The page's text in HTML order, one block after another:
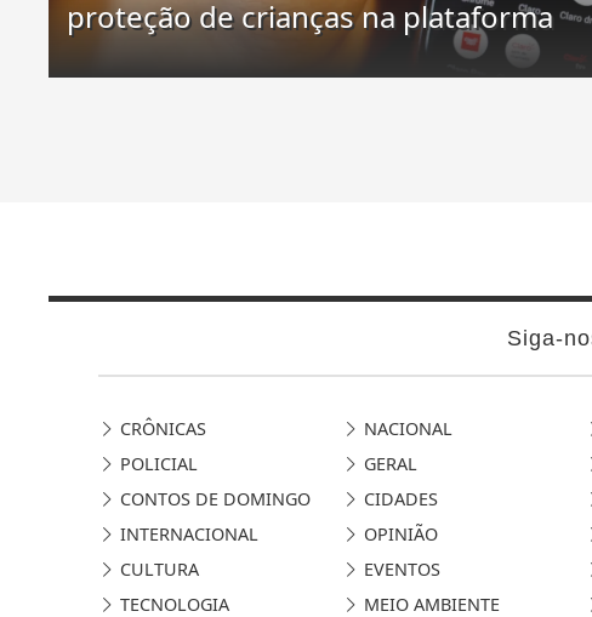
proteção de crianças na plataforma
Siga-
CRÔNICAS NACIONAL
POLICIAL
GERAL
CONTOS DE DOMINGO
CIDADES
INTERNACIONAL
OPINIÃO
CULTURA
EVENTOS
TECNOLOGIA
MEIO AMBIENTE